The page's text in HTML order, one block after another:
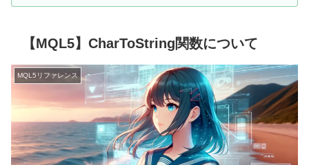
【MQL5】CharToString関数について
MQL5リファレンス